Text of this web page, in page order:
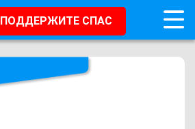
ПОДДЕРЖИТЕ СПАС